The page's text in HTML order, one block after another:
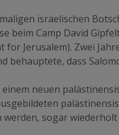
israelischen
beim Camp David
for Jerusalem). Zwei
behauptete, dass
neuen
sogar wiederholt